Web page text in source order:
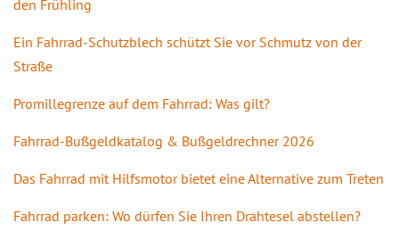
den Frühling
Ein Fahrrad-Schutzblech schützt Sie vor Schmutz von der
Straße
Promillegrenze auf dem Fahrrad: Was gilt?
Fahrrad-Bußgeldkatalog & Bußgeldrechner 2026
Das Fahrrad mit Hilfsmotor bietet eine Alternative zum Treten
Fahrrad parken: Wo dürfen Sie Ihren Drahtesel abstellen?